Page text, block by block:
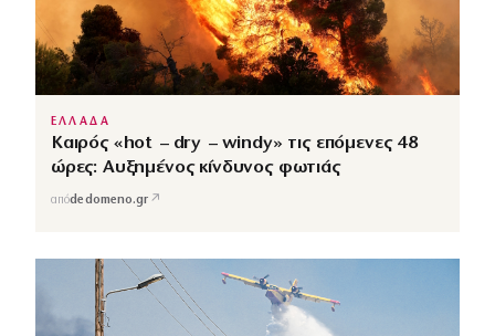
ΕΛΛΑΔΑ
Καιρός «hot – dry – windy» τις επόμενες 48
ώρες: Αυξημένος κίνδυνος φωτιάς
απόdedomeno.gr ↗